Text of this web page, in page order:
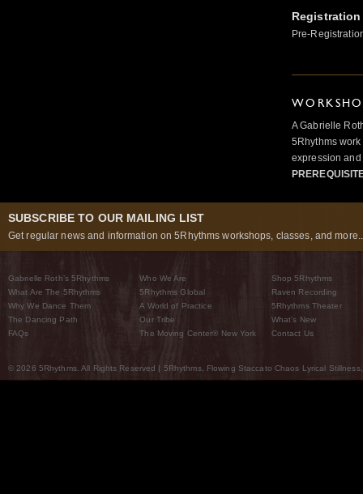
Pre-
A Gabrielle
5Rhythms
expression
SUBSCRIBE TO OUR MAILING LIST
Get regular news and information on 5Rhythms workshops, classes, and
Gabrielle Roth’s 5Rhythms
What Are The 5Rhythms
Why We Dance Them
The Dancing Path
FAQs
Who We Are
5Rhythms Global
A World of Practice
Our Tribe
The Moving Center® New York
Shop 5Rhythms
Raven Recording
5Rhythms Theater
What’s New
Contact Us
© 2026 5Rhythms. All Rights Reserved | 5Rhythms, Flowing Staccato Chaos Lyrical